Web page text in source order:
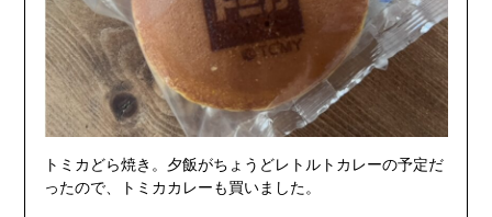
トミカどら焼き。夕飯がちょうどレトルトカレーの予定だ
ったので、トミカカレーも買いました。